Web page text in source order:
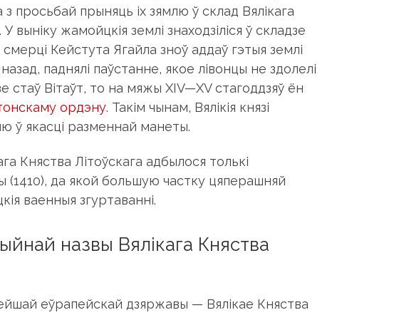
просьбай прыняць іх зямлю ў склад Вялікага
выніку жамойцкія землі знаходзіліся ў складзе
Кейстута Ягайла зноў аддаў гэтыя землі
паднялі паўстанне, якое лівонцы не здолелі
стаў Вітаўт, то на мяжы XIV—XV стагоддзяў ён
ордэну. Такім чынам, Вялікія князі
ў якасці разменнай манеты.
Княства Літоўскага адбылося толькі
(1410), да якой большую частку цяперашняй
ваенныя згуртаванні.
назвы Вялікага Княства
еўрапейскай дзяржавы — Вялікае Княства